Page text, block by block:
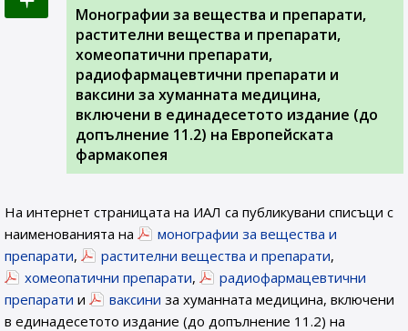
Монографии за вещества и препарати,
растителни вещества и препарати,
хомеопатични препарати,
радиофармацевтични препарати и
ваксини за хуманната медицина,
включени в единадесетото издание (до
допълнение 11.2) на Европейската
фармакопея
На интернет страницата на ИАЛ са публикувани списъци с
наименованията на
монографии за вещества и
препарати, растителни вещества и препарати,
хомеопатични препарати,
радиофармацевтични
препарати и ваксини за хуманната медицина, включени
в единадесетото издание (до допълнение 11.2) на